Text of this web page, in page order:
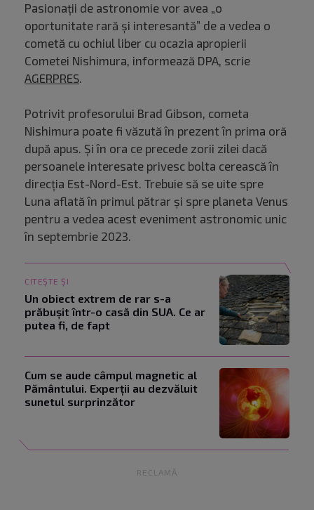
Pasionaţii de astronomie vor avea „o
oportunitate rară şi interesantă” de a vedea o
cometă cu ochiul liber cu ocazia apropierii
Cometei Nishimura, informează DPA, scrie
AGERPRES.
Potrivit profesorului Brad Gibson, cometa
Nishimura poate fi văzută în prezent în prima oră
după apus. Și în ora ce precede zorii zilei dacă
persoanele interesate privesc bolta cerească în
direcţia Est-Nord-Est. Trebuie să se uite spre
Luna aflată în primul pătrar şi spre planeta Venus
pentru a vedea acest eveniment astronomic unic
în septembrie 2023.
CITEȘTE ȘI
Un obiect extrem de rar s-a
prăbușit într-o casă din SUA. Ce ar
putea fi, de fapt
Cum se aude câmpul magnetic al
Pământului. Experții au dezvăluit
sunetul surprinzător
RECLAMĂ